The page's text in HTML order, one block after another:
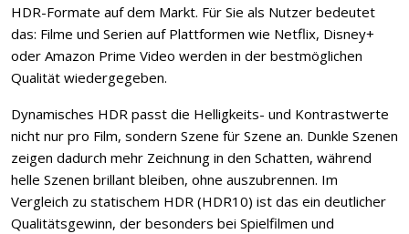
HDR-Formate auf dem Markt. Für Sie als Nutzer bedeutet
das: Filme und Serien auf Plattformen wie Netflix, Disney+
oder Amazon Prime Video werden in der bestmöglichen
Qualität wiedergegeben.
Dynamisches HDR passt die Helligkeits- und Kontrastwerte
nicht nur pro Film, sondern Szene für Szene an. Dunkle Szenen
zeigen dadurch mehr Zeichnung in den Schatten, während
helle Szenen brillant bleiben, ohne auszubrennen. Im
Vergleich zu statischem HDR (HDR10) ist das ein deutlicher
Qualitätsgewinn, der besonders bei Spielfilmen und